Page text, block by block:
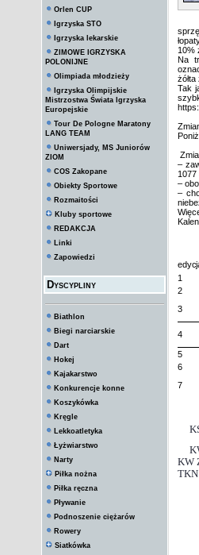
Orlen CUP
Igrzyska STO
Igrzyska lekarskie
ZIMOWE IGRZYSKA
POLONIJNE
Olimpiada młodzieży
Igrzyska Olimpijskie
Mistrzostwa Świata Igrzyska
Europejskie
Tour De Pologne Maratony
LANG TEAM
Uniwersjady, MS Juniorów
ZIOM
COS Zakopane
Obiekty Sportowe
Rozmaitości
Kluby sportowe
REDAKCJA
Linki
Zapowiedzi
Dyscypliny
Biathlon
Biegi narciarskie
Dart
Hokej
Kajakarstwo
Konkurencje konne
Koszykówka
Kręgle
Lekkoatletyka
Łyżwiarstwo
Narty
Piłka nożna
Piłka ręczna
Pływanie
Podnoszenie ciężarów
Rowery
Siatkówka
10%
Na
Tak
–
–
–
1
2
3
4
5
6
7
KW
TKN